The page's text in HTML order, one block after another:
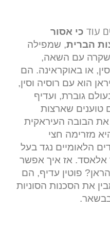
כי אסור
הברית, שמפילה
שקרה עם השאה,
או באוקראינה. הם
הוא עם רוסיה וסין,
גוברת, ועדיף
טוענים שארצות
הבובה העיראקית
מזרימה חצי
הלאומיים נגד בעל
אז איך אפשר
פוטין עדיף, הם
את הסכנות הסוניות